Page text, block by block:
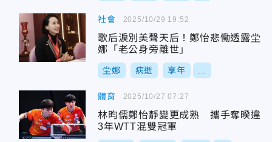
社會
歌后淚別美聲天后！鄭怡悲慟透露坣
娜「老公身旁離世」
坣娜 病逝 享年
2025/10/29 19:52
體育
林昀儒鄭怡靜變更成熟 攜手奪暌違
3年WTT混雙冠軍
2025/10/27 07:27